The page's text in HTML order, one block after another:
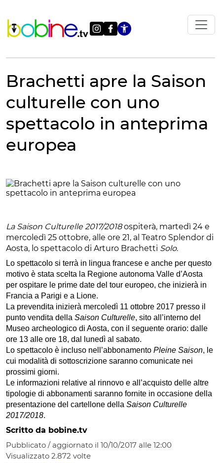
contenuto
Apri le
Brachetti apre la Saison
culturelle con uno
spettacolo in anteprima
europea
La Saison Culturelle 2017/2018ospiterà, martedì 24 e
mercoledì 25 ottobre, alle ore 21, al Teatro Splendor di
Aosta, lo spettacolo di Arturo Brachetti Solo.
Lo spettacolo si terrà in lingua francese e anche per questo
motivo è stata scelta la Regione autonoma Valle d’Aosta
per ospitare le prime date del tour europeo, che inizierà in
Francia a Parigi e a Lione.
La prevendita inizierà mercoledì 11 ottobre 2017 presso il
punto vendita della Saison Culturelle, sito all’interno del
Museo archeologico di Aosta, con il seguente orario: dalle
ore 13 alle ore 18, dal lunedì al sabato.
Lo spettacolo è incluso nell’abbonamento Pleine Saison, le
cui modalità di sottoscrizione saranno comunicate nei
prossimi giorni.
Le informazioni relative al rinnovo e all’acquisto delle altre
tipologie di abbonamenti saranno fornite in occasione della
presentazione del cartellone della Saison Culturelle
2017/2018.
Scritto da bobine.tv
Pubblicato / aggiornato il 10/10/2017 alle 12:00
Visualizzato 2.872 volte